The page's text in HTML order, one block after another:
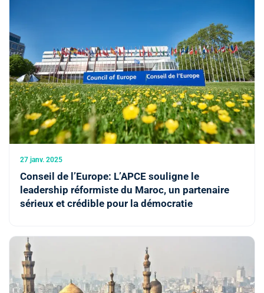
27 janv. 2025
Conseil de l’Europe: L’APCE souligne le
leadership réformiste du Maroc, un partenaire
sérieux et crédible pour la démocratie